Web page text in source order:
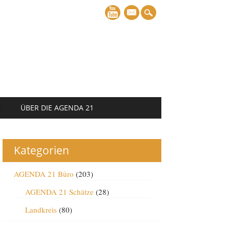
ÜBER DIE AGENDA 21
Kategorien
AGENDA 21 Büro (203)
AGENDA 21 Schätze(28)
Landkreis(80)